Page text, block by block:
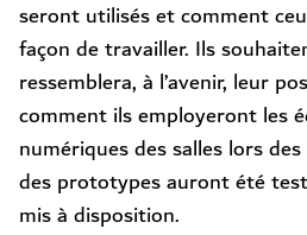
seront utilisés et comment
façon de travailler. Ils
ressemblera, à l’avenir, leur
comment ils employeront les
numériques des salles lors
des prototypes auront été
mis à disposition.